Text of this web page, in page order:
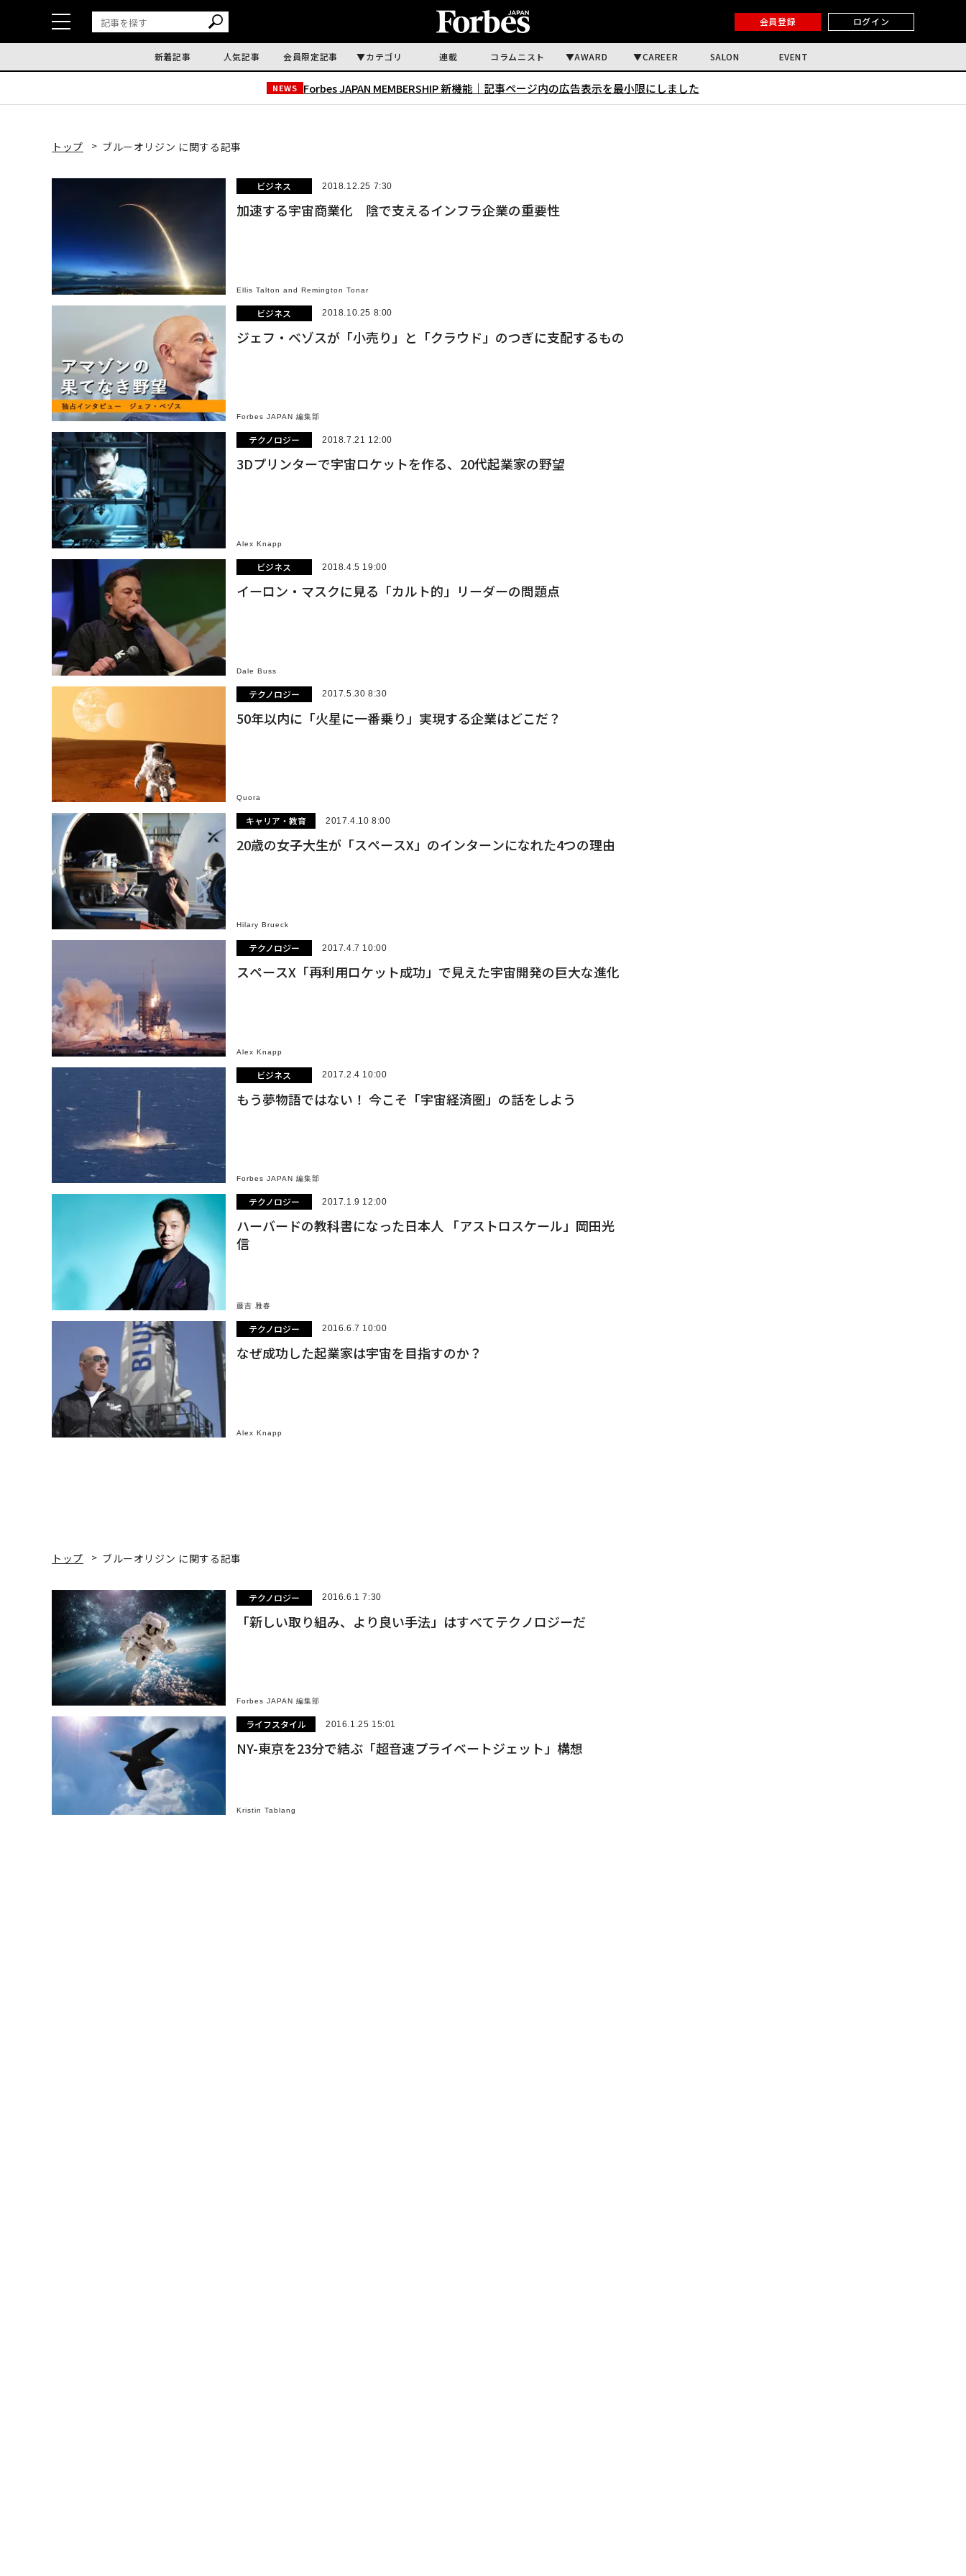
会員登録 ログイン
新着記事 人気記事 会員限定記事 カテゴリ 連載 コラムニスト AWARD CAREER SALON EVENT
NEWS Forbes JAPAN MEMBERSHIP 新機能｜ 記事ページ内の広告表示を最小限にしました
トップ ブルーオリジン に関する記事
ビジネス 2018.12.25 7:30
加速する宇宙商業化 陰で支えるインフラ企業の重要性
Ellis Talton and Remington Tonar
ビジネス 2018.10.25 8:00
ジェフ・ベゾスが「小売り」と「クラウド」のつぎに支配するもの
Forbes JAPAN 編集部
テクノロジー 2018.7.21 12:00
3Dプリンターで宇宙ロケットを作る、20代起業家の野望
Alex Knapp
ビジネス 2018.4.5 19:00
イーロン・マスクに見る「カルト的」リーダーの問題点
Dale Buss
テクノロジー 2017.5.30 8:30
50年以内に「火星に一番乗り」実現する企業はどこだ？
Quora
キャリア・教育 2017.4.10 8:00
20歳の女子大生が「スペースX」のインターンになれた4つの理由
Hilary Brueck
テクノロジー 2017.4.7 10:00
スペースX「再利用ロケット成功」で見えた宇宙開発の巨大な進化
Alex Knapp
ビジネス 2017.2.4 10:00
もう夢物語ではない！ 今こそ「宇宙経済圏」の話をしよう
Forbes JAPAN 編集部
テクノロジー 2017.1.9 12:00
ハーバードの教科書になった日本人 「アストロスケール」岡田光
信
藤吉 雅春
テクノロジー 2016.6.7 10:00
なぜ成功した起業家は宇宙を目指すのか？
Alex Knapp
トップ ブルーオリジン に関する記事
テクノロジー 2016.6.1 7:30
「新しい取り組み、より良い手法」はすべてテクノロジーだ
Forbes JAPAN 編集部
ライフスタイル 2016.1.25 15:01
NY-東京を23分で結ぶ「超音速プライベートジェット」構想
Kristin Tablang